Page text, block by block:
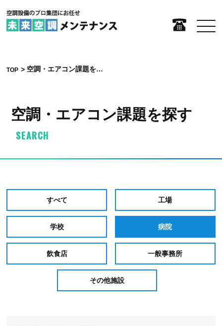
TOP 空調・エアコン課題を探す
空調・エアコン課題を探す
SEARCH
すべて 工場
学校 病院
飲食店 ⼀般事務所
その他施設